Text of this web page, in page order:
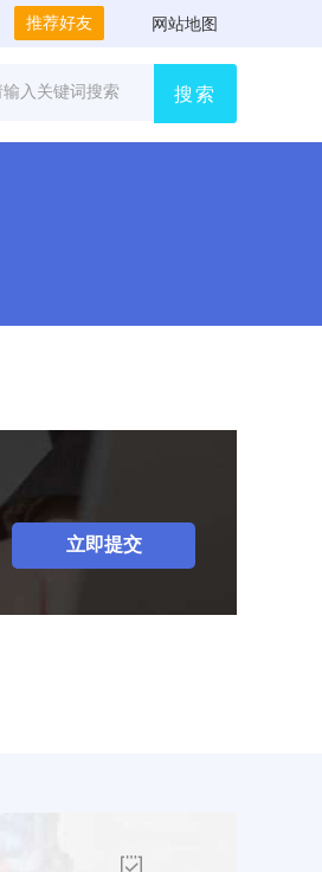
推荐好友 网站地图
搜索